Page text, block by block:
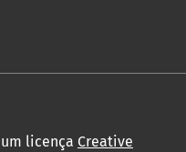
licença Creative